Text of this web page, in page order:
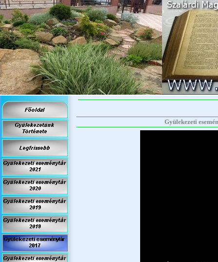
Gyülekezeti